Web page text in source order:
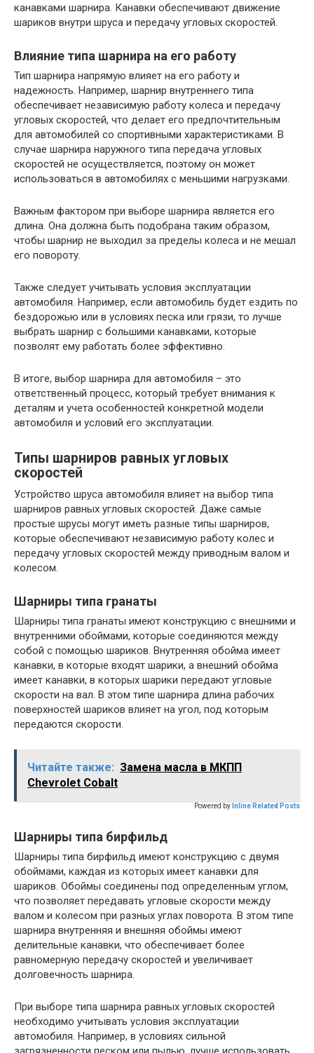
канавками шарнира. Канавки обеспечивают движение
шариков внутри шруса и передачу угловых скоростей.
Влияние типа шарнира на его работу
Тип шарнира напрямую влияет на его работу и
надежность. Например, шарнир внутреннего типа
обеспечивает независимую работу колеса и передачу
угловых скоростей, что делает его предпочтительным
для автомобилей со спортивными характеристиками. В
случае шарнира наружного типа передача угловых
скоростей не осуществляется, поэтому он может
использоваться в автомобилях с меньшими нагрузками.
Важным фактором при выборе шарнира является его
длина. Она должна быть подобрана таким образом,
чтобы шарнир не выходил за пределы колеса и не мешал
его повороту.
Также следует учитывать условия эксплуатации
автомобиля. Например, если автомобиль будет ездить по
бездорожью или в условиях песка или грязи, то лучше
выбрать шарнир с большими канавками, которые
позволят ему работать более эффективно.
В итоге, выбор шарнира для автомобиля – это
ответственный процесс, который требует внимания к
деталям и учета особенностей конкретной модели
автомобиля и условий его эксплуатации.
Типы шарниров равных угловых
скоростей
Устройство шруса автомобиля влияет на выбор типа
шарниров равных угловых скоростей. Даже самые
простые шрусы могут иметь разные типы шарниров,
которые обеспечивают независимую работу колес и
передачу угловых скоростей между приводным валом и
колесом.
Шарниры типа гранаты
Шарниры типа гранаты имеют конструкцию с внешними и
внутренними обоймами, которые соединяются между
собой с помощью шариков. Внутренняя обойма имеет
канавки, в которые входят шарики, а внешний обойма
имеет канавки, в которых шарики передают угловые
скорости на вал. В этом типе шарнира длина рабочих
поверхностей шариков влияет на угол, под которым
передаются скорости.
Читайте также: Замена масла в МКПП
Chevrolet Cobalt
Powered by Inline Related Posts
Шарниры типа бирфильд
Шарниры типа бирфильд имеют конструкцию с двумя
обоймами, каждая из которых имеет канавки для
шариков. Обоймы соединены под определенным углом,
что позволяет передавать угловые скорости между
валом и колесом при разных углах поворота. В этом типе
шарнира внутренняя и внешняя обоймы имеют
делительные канавки, что обеспечивает более
равномерную передачу скоростей и увеличивает
долговечность шарнира.
При выборе типа шарнира равных угловых скоростей
необходимо учитывать условия эксплуатации
автомобиля. Например, в условиях сильной